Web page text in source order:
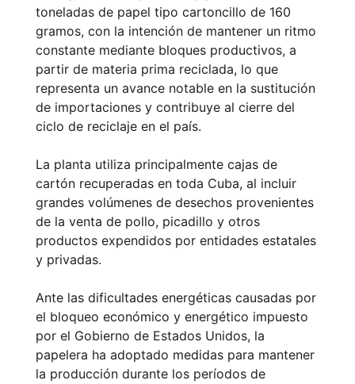
toneladas de papel tipo cartoncillo de 160
gramos, con la intención de mantener un ritmo
constante mediante bloques productivos, a
partir de materia prima reciclada, lo que
representa un avance notable en la sustitución
de importaciones y contribuye al cierre del
ciclo de reciclaje en el país.
La planta utiliza principalmente cajas de
cartón recuperadas en toda Cuba, al incluir
grandes volúmenes de desechos provenientes
de la venta de pollo, picadillo y otros
productos expendidos por entidades estatales
y privadas.
Ante las dificultades energéticas causadas por
el bloqueo económico y energético impuesto
por el Gobierno de Estados Unidos, la
papelera ha adoptado medidas para mantener
la producción durante los períodos de